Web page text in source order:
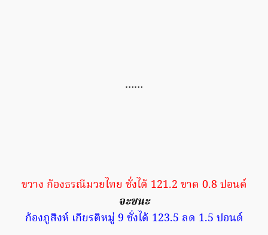
……
ขวาง ก้องธรณีมวยไทย ชั่งได้ 121.2 ขาด 0.8 ปอนด์
จะชนะ
ก้องภูสิงห์ เกียรติหมู่ 9 ชั่งได้ 123.5 ลด 1.5 ปอนด์